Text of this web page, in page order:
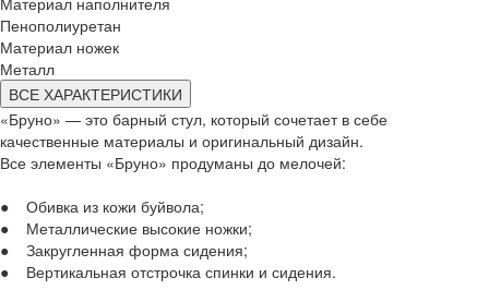
Пенополиуретан
Материал ножек
Металл
ВСЕ ХАРАКТЕРИСТИКИ
«Бруно» — это барный стул, который сочетает в себе
качественные материалы и оригинальный дизайн.
Все элементы «Бруно» продуманы до мелочей:
● Обивка из кожи буйвола;
● Металлические высокие ножки;
● Закругленная форма сидения;
● Вертикальная отстрочка спинки и сидения.